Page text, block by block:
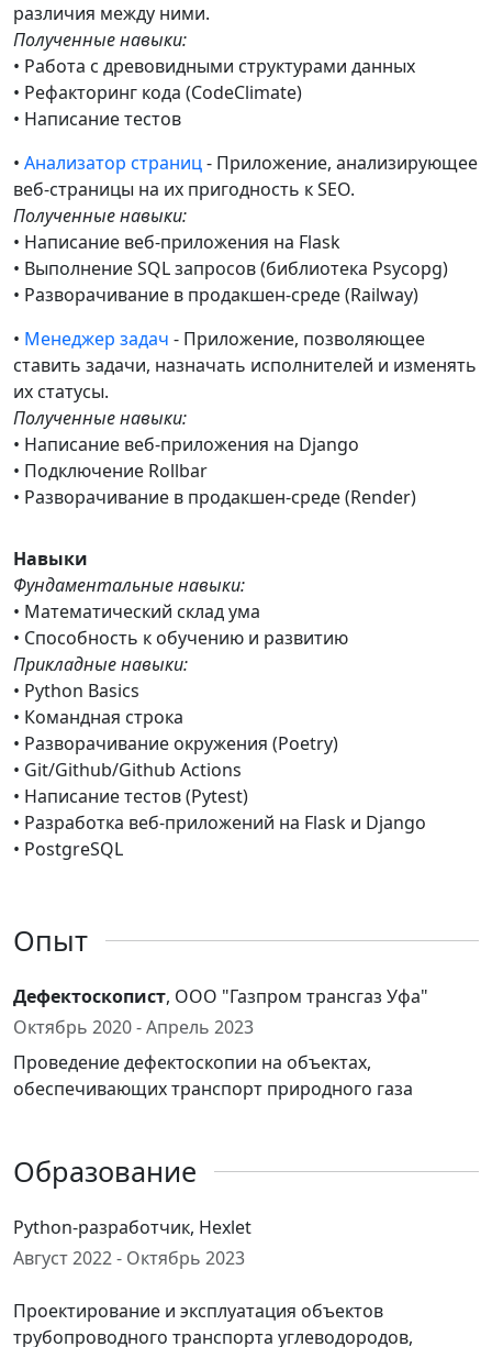
различия между ними.
Полученные навыки:
• Работа с древовидными структурами данных
• Рефакторинг кода (CodeClimate)
• Написание тестов
• Анализатор страниц- Приложение, анализирующее
веб-страницы на их пригодность к SEO.
Полученные навыки:
• Написание веб-приложения на Flask
• Выполнение SQL запросов (библиотека Psycopg)
• Разворачивание в продакшен-среде (Railway)
• Менеджер задач - Приложение, позволяющее
ставить задачи, назначать исполнителей и изменять
их статусы.
Полученные навыки:
• Написание веб-приложения на Django
• Подключение Rollbar
• Разворачивание в продакшен-среде (Render)
Навыки
Фундаментальные навыки:
• Математический склад ума
• Способность к обучению и развитию
Прикладные навыки:
• Python Basics
• Командная строка
• Разворачивание окружения (Poetry)
• Git/Github/Github Actions
• Написание тестов (Pytest)
• Разработка веб-приложений на Flask и Django
• PostgreSQL
Опыт
Дефектоскопист, ООО "Газпром трансгаз Уфа"
Октябрь 2020 - Апрель 2023
Проведение дефектоскопии на объектах,
обеспечивающих транспорт природного газа
Образование
Python-разработчик, Hexlet
Август 2022 - Октябрь 2023
Проектирование и эксплуатация объектов
трубопроводного транспорта углеводородов,